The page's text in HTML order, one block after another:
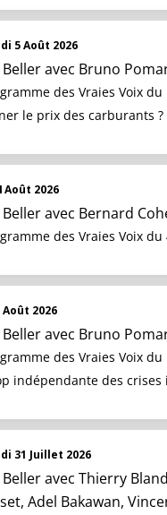
5 Août 2026
avec Bruno
des Vraies Voix
le prix des carburants ?
Août 2026
avec Bernard
des Vraies Voix du
2026
avec Bruno
des Vraies Voix
indépendante des crises
31 Juillet 2026
avec Thierry
Adel Bakawan,